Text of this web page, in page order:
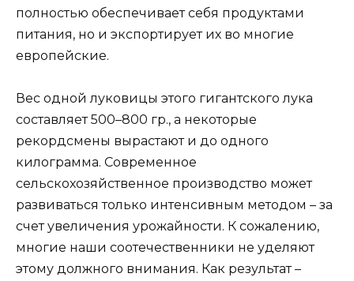
полностью обеспечивает себя продуктами
питания, но и экспортирует их во многие
европейские.
Вес одной луковицы этого гигантского лука
составляет 500–800 гр., а некоторые
рекордсмены вырастают и до одного
килограмма. Современное
сельскохозяйственное производство может
развиваться только интенсивным методом – за
счет увеличения урожайности. К сожалению,
многие наши соотечественники не уделяют
этому должного внимания. Как результат –